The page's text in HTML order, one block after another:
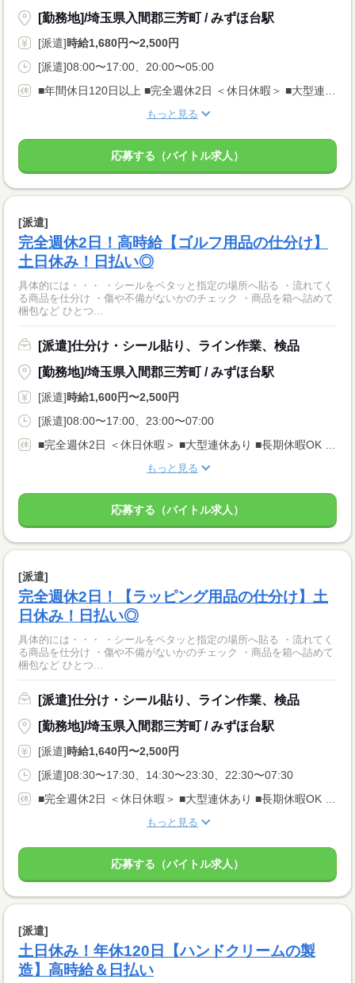
[勤務地]/埼玉県入間郡三芳町 / みずほ台駅
[派遣]時給1,680円〜2,500円
[派遣]08:00〜17:00、20:00〜05:00
■年間休日120日以上 ■完全週休2日 ＜休日休暇＞ ■大型連休あり ■長期休暇OK ■ご家庭都合のお休み調整OK ■産休・育休取得実績あり
もっと見る
応募する（バイトル求人）
[派遣]
完全週休2日！高時給【ゴルフ用品の仕分け】
土日休み！日払い◎
具体的には・・・ ・シールをペタッと指定の場所へ貼る ・流れてく
る商品を仕分け ・傷や不備がないかのチェック ・商品を箱へ詰めて
梱包など ひとつ...
[派遣]仕分け・シール貼り、ライン作業、検品
[勤務地]/埼玉県入間郡三芳町 / みずほ台駅
[派遣]時給1,600円〜2,500円
[派遣]08:00〜17:00、23:00〜07:00
■完全週休2日 ＜休日休暇＞ ■大型連休あり ■長期休暇OK ■ご家庭都合のお休み調整OK ■産休・育休取得実績あり
もっと見る
応募する（バイトル求人）
[派遣]
完全週休2日！【ラッピング用品の仕分け】土
日休み！日払い◎
具体的には・・・ ・シールをペタッと指定の場所へ貼る ・流れてく
る商品を仕分け ・傷や不備がないかのチェック ・商品を箱へ詰めて
梱包など ひとつ...
[派遣]仕分け・シール貼り、ライン作業、検品
[勤務地]/埼玉県入間郡三芳町 / みずほ台駅
[派遣]時給1,640円〜2,500円
[派遣]08:30〜17:30、14:30〜23:30、22:30〜07:30
■完全週休2日 ＜休日休暇＞ ■大型連休あり ■長期休暇OK ■ご家庭都合のお休み調整OK ■産休・育休取得実績あり
もっと見る
応募する（バイトル求人）
[派遣]
土日休み！年休120日【ハンドクリームの製
造】高時給＆日払い